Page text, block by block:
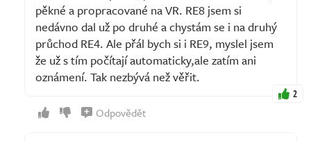
pěkné a propracované na VR. RE8 jsem si
nedávno dal už po druhé a chystám se i na druhý
průchod RE4. Ale přál bych si i RE9, myslel jsem
že už s tím počítají automaticky,ale zatím ani
oznámení. Tak nezbývá než věřit.
2
Odpovědět